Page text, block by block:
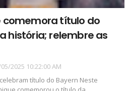
comemora título do
história; relembre as
2025 10:22:00 AM
título do Bayern Neste